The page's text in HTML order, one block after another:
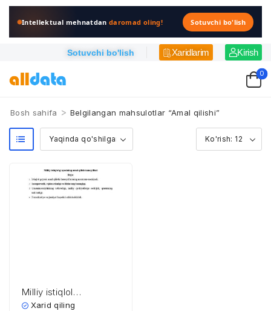
Intellektual mehnatdandaromad oling! Sotuvchi bo'lish
Sotuvchi bo'lish Xaridlarim Kirish
0
Bosh sahifa > Belgilangan mahsulotlar “Amal qilishi”
Milliy istiqlol
g’oyasining amal qilish
Xarid qiling